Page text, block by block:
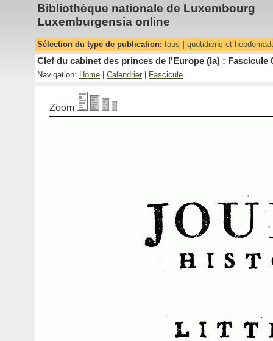
Bibliothèque nationale de Luxembourg
Luxemburgensia online
Sélection du type de publication: tous quotidiens et
Clef du cabinet des princes de l'Europe (la) : Fascicule
Navigation: Home Calendrier Fascicule
Zoom